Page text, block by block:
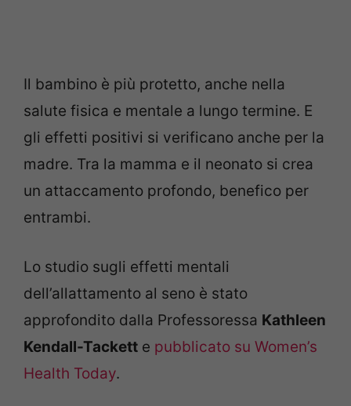
Il bambino è più protetto, anche nella
salute fisica e mentale a lungo termine. E
gli effetti positivi si verificano anche per la
madre. Tra la mamma e il neonato si crea
un attaccamento profondo, benefico per
entrambi.
Lo studio sugli effetti mentali
dell’allattamento al seno è stato
approfondito dalla Professoressa Kathleen
Kendall-Tackett e pubblicato su Women’s
Health Today.